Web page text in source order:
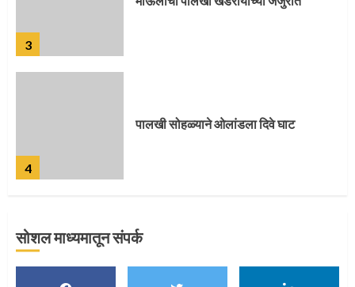
5
सोशल माध्यमातून संपर्क